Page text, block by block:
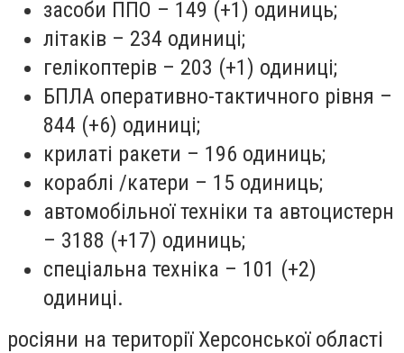
засоби ППО – 149 (+1) одиниць;
літаків – 234 одиниці;
гелікоптерів – 203 (+1) одиниці;
БПЛА оперативно-тактичного рівня –
844 (+6) одиниці;
крилаті ракети – 196 одиниць;
кораблі /катери – 15 одиниць;
автомобільної техніки та автоцистерн
– 3188 (+17) одиниць;
спеціальна техніка – 101 (+2)
одиниці.
росіяни на території Херсонської області